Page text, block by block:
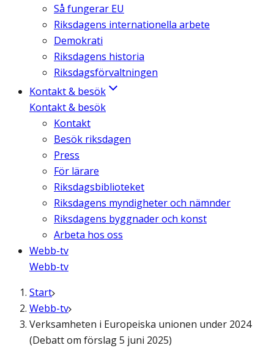
Så fungerar EU
Riksdagens internationella arbete
Demokrati
Riksdagens historia
Riksdagsförvaltningen
Kontakt & besök
Kontakt & besök
Kontakt
Besök riksdagen
Press
För lärare
Riksdagsbiblioteket
Riksdagens myndigheter och nämnder
Riksdagens byggnader och konst
Arbeta hos oss
Webb-tv
Webb-tv
Start
Webb-tv
Verksamheten i Europeiska unionen under 2024
(Debatt om förslag 5 juni 2025)